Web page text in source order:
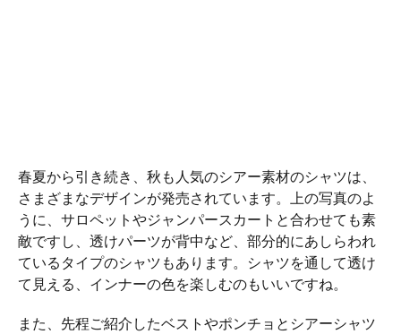
春夏から引き続き、秋も人気のシアー素材のシャツは、
さまざまなデザインが発売されています。上の写真のよ
うに、サロペットやジャンパースカートと合わせても素
敵ですし、透けパーツが背中など、部分的にあしらわれ
ているタイプのシャツもあります。シャツを通して透け
て見える、インナーの色を楽しむのもいいですね。
また、先程ご紹介したベストやポンチョとシアーシャツ